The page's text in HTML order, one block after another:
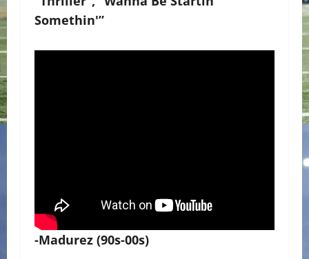
Somethin'”
-Madurez (90s-00s)